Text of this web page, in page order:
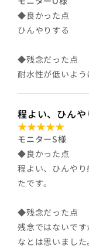
◆良かった点
ひんやりする
◆残念だった点
耐水性が低いよ
程よい、ひんや
モニターS様
◆良かった点
程よい、ひんや
たです。
◆残念だった点
残念ではないで
なとは思いました